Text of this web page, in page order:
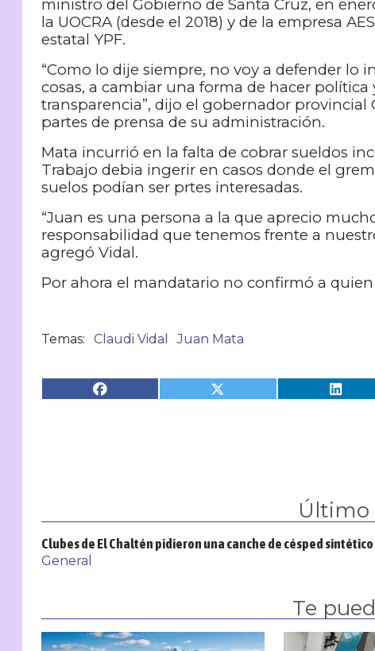
ministro del Gobierno de Santa Cruz, en
la UOCRA (desde el 2018) y de la empresa
estatal YPF.
“Como lo dije siempre, no voy a defender lo
cosas, a cambiar una forma de hacer
transparencia”, dijo el gobernador
partes de prensa de su administración.
Mata incurrió en la falta de cobrar sueldos
Trabajo debia ingerir en casos donde el
suelos podían ser prtes interesadas.
“Juan es una persona a la que aprecio
responsabilidad que tenemos frente a
agregó Vidal.
Por ahora el mandatario no confirmó a
Claudi Vidal Juan Mata
Clubes de El Chaltén pidieron una canche de césped sintético
General
Te